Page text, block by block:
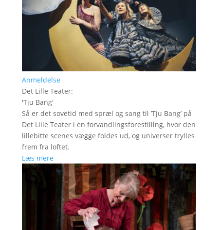
Anmeldelse
Det Lille Teater:
'Tju Bang'
Så er det sovetid med spræl og sang til ’Tju Bang’ på
Det Lille Teater i en forvandlingsforestilling, hvor den
lillebitte scenes vægge foldes ud, og universer trylles
frem fra loftet.
Læs mere